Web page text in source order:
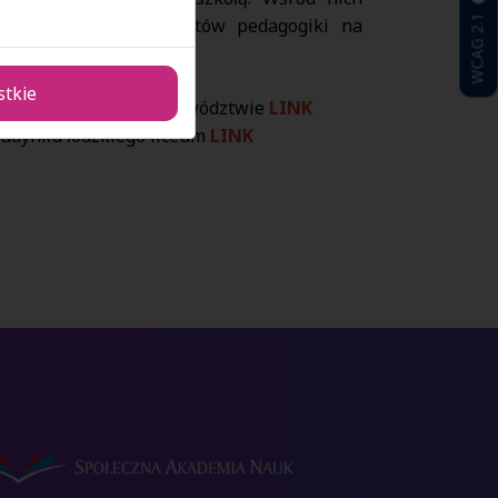
przez studentów pedagogiki na
szkoła w województwie LINK
łódzkiego liceum LINK
WCAG 2.1